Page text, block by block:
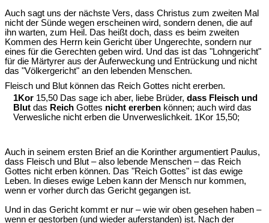
Auch sagt uns der nächste Vers, dass Christus zum zweiten Mal
nicht der Sünde wegen erscheinen wird, sondern denen, die auf
ihn warten, zum Heil. Das heißt doch, dass es beim zweiten
Kommen des Herrn kein Gericht über Ungerechte, sondern nur
eines für die Gerechten geben wird. Und das ist das "Lohngericht"
für die Märtyrer aus der Auferweckung und Entrückung und nicht
das "Völkergericht" an den lebenden Menschen.
Fleisch und Blut können das Reich Gottes nicht ererben.
1Kor 15,50 Das sage ich aber, liebe Brüder, dass Fleisch und
Blut das Reich Gottes nicht ererben können; auch wird das
Verwesliche nicht erben die Unverweslichkeit. 1Kor 15,50;
Auch in seinem ersten Brief an die Korinther argumentiert Paulus,
dass Fleisch und Blut – also lebende Menschen – das Reich
Gottes nicht erben können. Das "Reich Gottes" ist das ewige
Leben. In dieses ewige Leben kann der Mensch nur kommen,
wenn er vorher durch das Gericht gegangen ist.
Und in das Gericht kommt er nur – wie wir oben gesehen haben –
wenn er gestorben (und wieder auferstanden) ist. Nach der